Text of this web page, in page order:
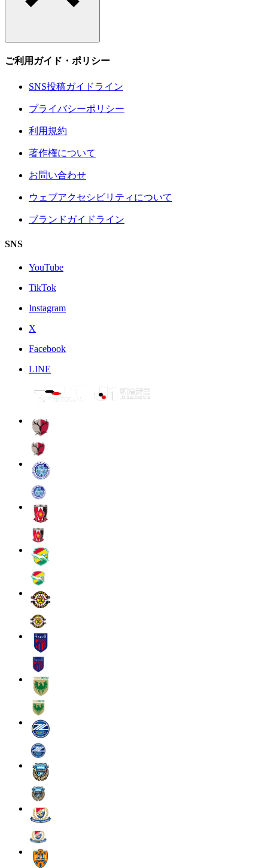
ご利用ガイド・ポリシー
SNS投稿ガイドライン
プライバシーポリシー
利用規約
著作権について
お問い合わせ
ウェブアクセシビリティについて
ブランドガイドライン
SNS
YouTube
TikTok
Instagram
X
Facebook
LINE